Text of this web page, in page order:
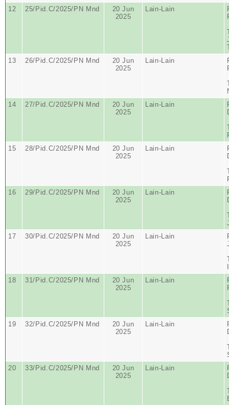
12
25/Pid.C/2025/PN Mnd
20 Jun
2025
Lain-Lain
13
26/Pid.C/2025/PN Mnd
20 Jun
2025
Lain-Lain
14
27/Pid.C/2025/PN Mnd
20 Jun
2025
Lain-Lain
15
28/Pid.C/2025/PN Mnd
20 Jun
2025
Lain-Lain
16
29/Pid.C/2025/PN Mnd
20 Jun
2025
Lain-Lain
17
30/Pid.C/2025/PN Mnd
20 Jun
2025
Lain-Lain
18
31/Pid.C/2025/PN Mnd
20 Jun
2025
Lain-Lain
19
32/Pid.C/2025/PN Mnd
20 Jun
2025
Lain-Lain
20
33/Pid.C/2025/PN Mnd
20 Jun
2025
Lain-Lain